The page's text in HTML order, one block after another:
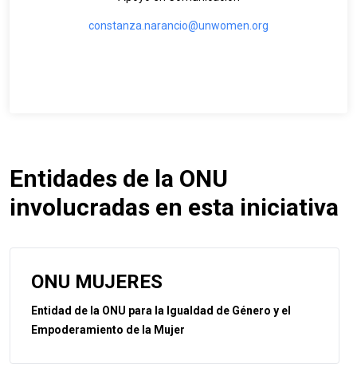
constanza.narancio@unwomen.org
Entidades de la ONU
involucradas en esta iniciativa
ONU MUJERES
Entidad de la ONU para la Igualdad de Género y el
Empoderamiento de la Mujer